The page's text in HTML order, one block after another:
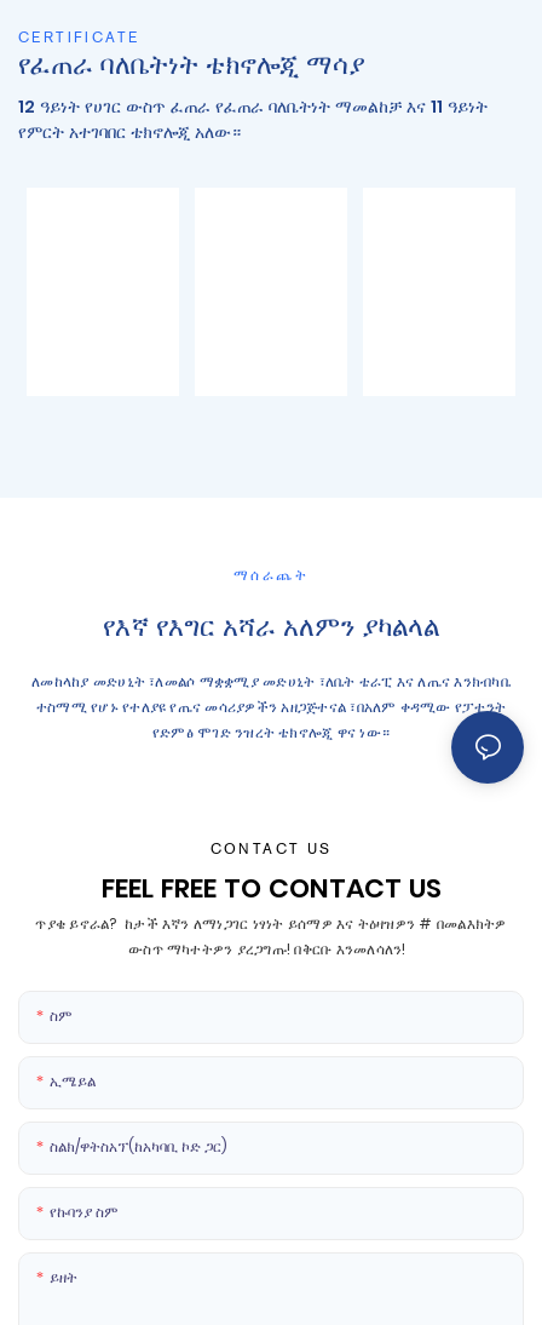
CERTIFICATE
የፈጠራ ባለቤትነት ቴክኖሎጂ ማሳያ
12 ዓይነት የሀገር ውስጥ ፈጠራ የፈጠራ ባለቤትነት ማመልከቻ እና 11 ዓይነት
የምርት አተገባበር ቴክኖሎጂ አለው።
ማሰራጨት
የእኛ የእግር አሻራ አለምን ያካልላል
ለመከላከያ መድሀኒት ፣ለመልሶ ማቋቋሚያ መድሀኒት ፣ለቤት ቴራፒ እና ለጤና እንክብካቤ
ተስማሚ የሆኑ የተለያዩ የጤና መሳሪያዎችን አዘጋጅተናል ፣በአለም ቀዳሚው የፓተንት
የድምፅ ሞገድ ንዝረት ቴክኖሎጂ ዋና ነው።
CONTACT US
FEEL FREE TO CONTACT US
ጥያቄ ይኖራል? ከታች እኛን ለማነጋገር ነፃነት ይሰማዎ እና ትዕዛዝዎን # በመልእክትዎ
ውስጥ ማካተትዎን ያረጋግጡ! በቅርቡ እንመለሳለን!
ስም
ኢሜይል
ስልክ/ዋትስአፕ(ከአካባቢ ኮድ ጋር)
የኩባንያ ስም
ይዘት